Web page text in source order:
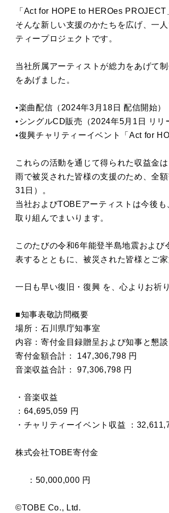
「Act for HOPE to HEROes
そんな新しい⽀援のかたちを広げ、⼀
ティープロジェクトです。
当社所属アーティストが総⼒をあげて
をあげました。
•楽曲配信（2024年3⽉18⽇ 配信開始）
•シングルCD販売（2024年5⽉1⽇ リリ
•復興チャリティーイベント「Act for
これらの活動を通じて得られた収益⾦
⾬で被災された皆様の⽀援のため、全
31⽇）。
当社およびTOBEアーティストは今後
取り組んでまいります。
このたびの令和6年能登半島地震およ
表するとともに、被災された皆様とご
⼀⽇も早い復旧・復興 を、⼼よりお祈
■知事表敬訪問概要
場所：⽯川県庁知事室
内容：寄付⾦⽬録贈呈および知事と懇談
寄付⾦額合計： 147,306,798 円
⾳楽収益合計： 97,306,798 円
・⾳楽収益
：64,695,059 円
・チャリティーイベント収益 ：
株式会社TOBE寄付⾦
：50,000,000 円
©TOBE Co., Ltd.